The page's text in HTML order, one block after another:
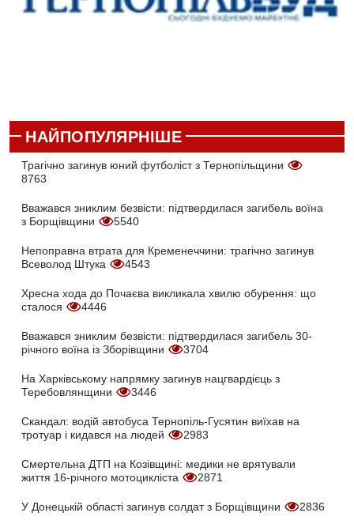
НАЙПОПУЛЯРНІШЕ
Трагічно загинув юний футболіст з Тернопільщини
8763
Вважався зниклим безвісти: підтвердилася загибель воїна
з Борщівщини
5540
Непоправна втрата для Кременеччини: трагічно загинув
Всеволод Штука
4543
Хресна хода до Почаєва викликала хвилю обурення: що
сталося
4446
Вважався зниклим безвісти: підтвердилася загибель 30-
річного воїна із Зборівщини
3704
На Харківському напрямку загинув нацгвардієць з
Теребовлянщини
3446
Скандал: водій автобуса Тернопіль-Гусятин виїхав на
тротуар і кидався на людей
2983
Смертельна ДТП на Козівщині: медики не врятували
життя 16-річного мотоцикліста
2871
У Донецькій області загинув солдат з Борщівщини 2836